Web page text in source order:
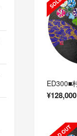
¥128,000